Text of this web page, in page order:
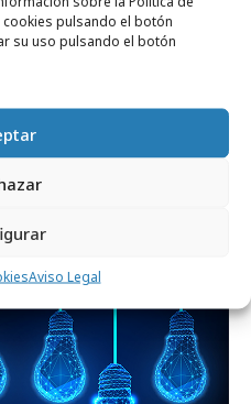
pulsando el botón
su uso pulsando el botón
Aviso Legal
el salto a TikTok